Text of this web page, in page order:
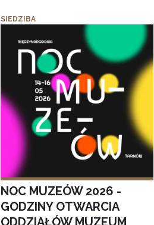
SIEDZIBA
NOC MUZEÓW 2026 -
GODZINY OTWARCIA
ODDZIAŁÓW MUZEUM